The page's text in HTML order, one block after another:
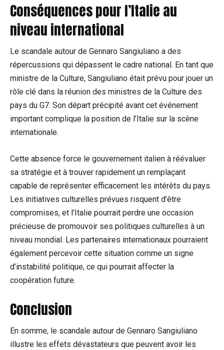
Conséquences pour l’Italie au
niveau international
Le scandale autour de Gennaro Sangiuliano a des
répercussions qui dépassent le cadre national. En tant que
ministre de la Culture, Sangiuliano était prévu pour jouer un
rôle clé dans la réunion des ministres de la Culture des
pays du G7. Son départ précipité avant cet événement
important complique la position de l’Italie sur la scène
internationale.
Cette absence force le gouvernement italien à réévaluer
sa stratégie et à trouver rapidement un remplaçant
capable de représenter efficacement les intérêts du pays.
Les initiatives culturelles prévues risquent d’être
compromises, et l’Italie pourrait perdre une occasion
précieuse de promouvoir ses politiques culturelles à un
niveau mondial. Les partenaires internationaux pourraient
également percevoir cette situation comme un signe
d’instabilité politique, ce qui pourrait affecter la
coopération future.
Conclusion
En somme, le scandale autour de Gennaro Sangiuliano
illustre les effets dévastateurs que peuvent avoir les